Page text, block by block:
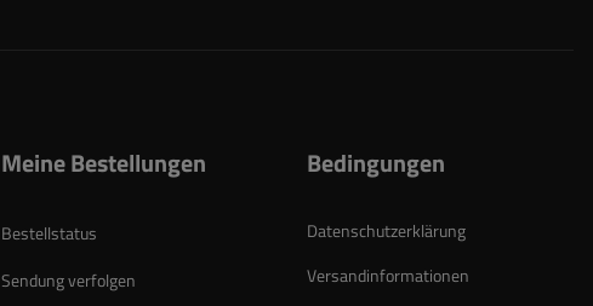
Meine Bestellungen
Bestellstatus
Sendung verfolgen
Bedingungen
Datenschutzerklärung
Versandinformationen